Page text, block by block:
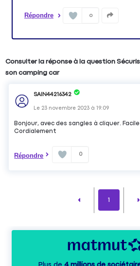
Répondre 0
Consulter la réponse à la question
son camping car
SAIN44216342
Le 23 novembre 2023 à19:09
Bonjour, avec des sangles à cliquer.
Cordialement
Répondre 0
1